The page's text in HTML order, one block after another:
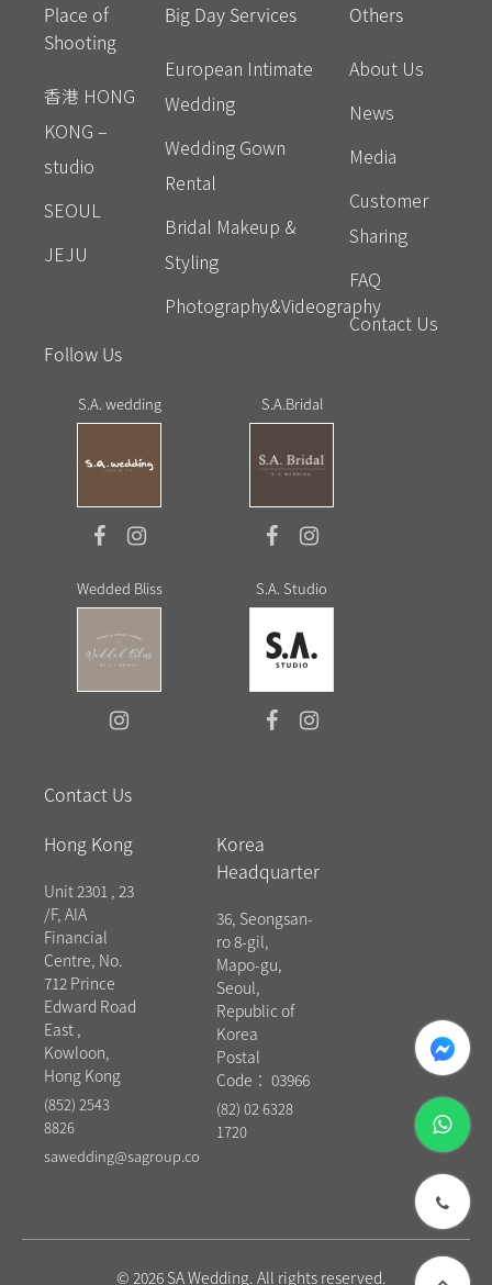
Place of
Shooting
香港 HONG
KONG –
studio
SEOUL
JEJU
Big Day Services
European Intimate
Wedding
Wedding Gown
Rental
Bridal Makeup &
Styling
Photography&Videography
Others
About Us
News
Media
Customer
Sharing
FAQ
Contact Us
Follow Us
S.A. wedding S.A.Bridal
Wedded Bliss S.A. Studio
Contact Us
Hong Kong
Unit 2301 , 23
/F, AIA
Financial
Centre, No.
712 Prince
Edward Road
East ,
Kowloon,
Hong Kong
(852) 2543
8826
sawedding@sagroup.co
Korea
Headquarter
36, Seongsan-
ro 8-gil,
Mapo-gu,
Seoul,
Republic of
Korea
Postal
Code： 03966
(82) 02 6328
1720
© 2026 SA Wedding. All rights reserved.
whatsapp
messenger
phone